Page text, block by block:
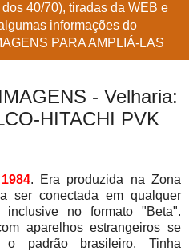
40/70), tiradas da WEB e
informações do
PARA AMPLIÁ-LAS
- Velharia:
HITACHI PVK
1984. Era produzida na Zona
ser conectada em qualquer
inclusive no formato "Beta".
aparelhos estrangeiros se
o padrão brasileiro. Tinha